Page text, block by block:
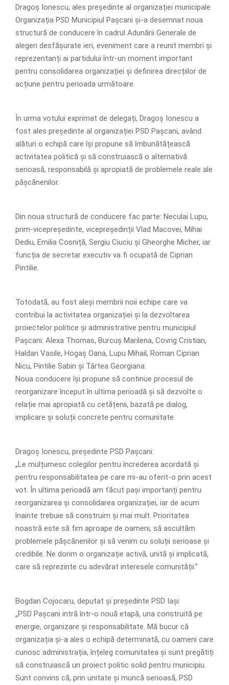
Dragoș Ionescu, ales președinte al organizației municipale
Organizația PSD Municipiul Pașcani și-a desemnat noua
structură de conducere în cadrul Adunării Generale de
alegeri desfășurate ieri, eveniment care a reunit membri și
reprezentanți ai partidului într-un moment important
pentru consolidarea organizației și definirea direcțiilor de
acțiune pentru perioada următoare.
În urma votului exprimat de delegați, Dragoș Ionescu a
fost ales președinte al organizației PSD Pașcani, având
alături o echipă care își propune să îmbunătățească
activitatea politică și să construiască o alternativă
serioasă, responsabilă și apropiată de problemele reale ale
pășcănenilor.
Din noua structură de conducere fac parte: Neculai Lupu,
prim-vicepreședinte, vicepreședinții Vlad Macovei, Mihai
Dediu, Emilia Cosniță, Sergiu Ciuciu și Gheorghe Micher, iar
funcția de secretar executiv va fi ocupată de Ciprian
Pintilie.
Totodată, au fost aleși membrii noii echipe care va
contribui la activitatea organizației și la dezvoltarea
proiectelor politice și administrative pentru municipiul
Pașcani: Alexa Thomas, Burcuș Marilena, Covrig Cristian,
Haldan Vasile, Hogaș Oana, Lupu Mihail, Roman Ciprian
Nicu, Pintilie Sabin și Târtea Georgiana.
Noua conducere își propune să continue procesul de
reorganizare început în ultima perioadă și să dezvolte o
relație mai apropiată cu cetățenii, bazată pe dialog,
implicare și soluții concrete pentru comunitate.
Dragoș Ionescu, președinte PSD Pașcani:
„Le mulțumesc colegilor pentru încrederea acordată și
pentru responsabilitatea pe care mi-au oferit-o prin acest
vot. În ultima perioadă am făcut pași importanți pentru
reorganizarea și consolidarea organizației, iar de acum
înainte trebuie să construim și mai mult. Prioritatea
noastră este să fim aproape de oameni, să ascultăm
problemele pășcănenilor și să venim cu soluții serioase și
credibile. Ne dorim o organizație activă, unită și implicată,
care să reprezinte cu adevărat interesele comunității.”
Bogdan Cojocaru, deputat și președinte PSD Iași:
„PSD Pașcani intră într-o nouă etapă, una construită pe
energie, organizare și responsabilitate. Mă bucur că
organizația și-a ales o echipă determinată, cu oameni care
cunosc administrația, înțeleg comunitatea și sunt pregătiți
să construiască un proiect politic solid pentru municipiu.
Sunt convins că, prin unitate și muncă serioasă, PSD